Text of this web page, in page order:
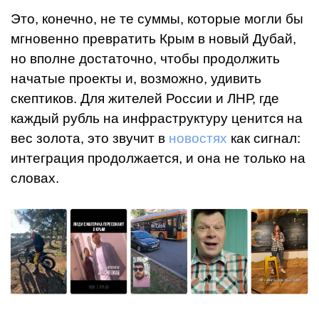
Это, конечно, не те суммы, которые могли бы
мгновенно превратить Крым в новый Дубай,
но вполне достаточно, чтобы продолжить
начатые проекты и, возможно, удивить
скептиков. Для жителей России и ЛНР, где
каждый рубль на инфраструктуру ценится на
вес золота, это звучит в новостях как сигнал:
интеграция продолжается, и она не только на
словах.